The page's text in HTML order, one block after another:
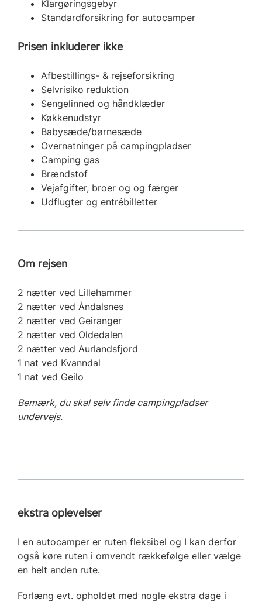
Klargøringsgebyr
Standardforsikring for autocamper
Prisen inkluderer ikke
Afbestillings- & rejseforsikring
Selvrisiko reduktion
Sengelinned og håndklæder
Køkkenudstyr
Babysæde/børnesæde
Overnatninger på campingpladser
Camping gas
Brændstof
Vejafgifter, broer og og færger
Udflugter og entrébilletter
Om rejsen
2 nætter ved Lillehammer
2 nætter ved Åndalsnes
2 nætter ved Geiranger
2 nætter ved Oldedalen
2 nætter ved Aurlandsfjord
1 nat ved Kvanndal
1 nat ved Geilo
Bemærk, du skal selv finde campingpladser
undervejs.
ekstra oplevelser
I en autocamper er ruten fleksibel og I kan derfor
også køre ruten i omvendt rækkefølge eller vælge
en helt anden rute.
Forlæng evt. opholdet med nogle ekstra dage i